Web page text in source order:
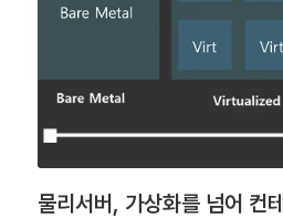
물리서버, 가상화를 넘어 컨